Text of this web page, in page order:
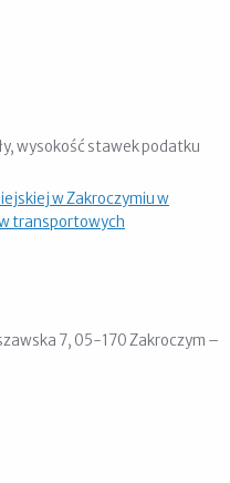
wysokość stawek podatku
w Zakroczymiu w
transportowych
7, 05-170 Zakroczym –